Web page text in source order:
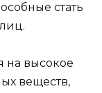
стать
на высокое
веществ,